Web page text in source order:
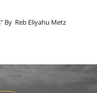
By Reb Eliyahu Metz